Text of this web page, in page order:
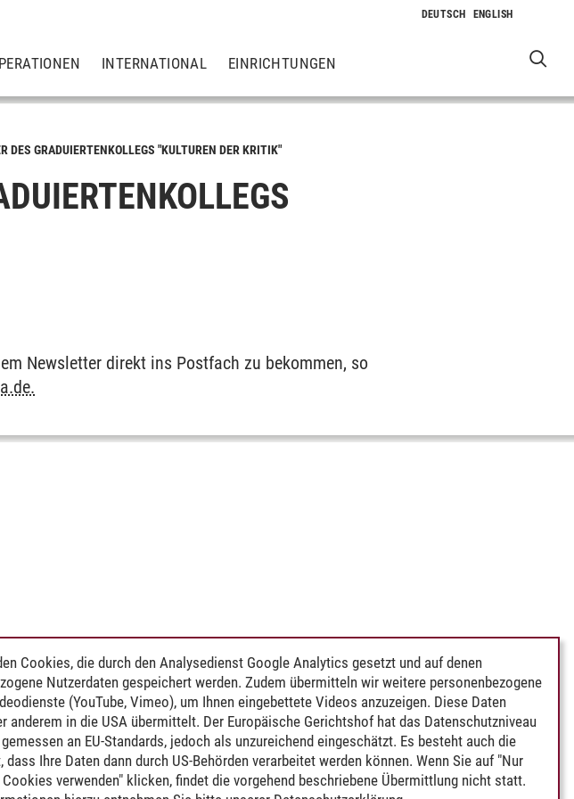
INTERNATIONAL EINRICHTUNGEN
DES GRADUIERTENKOLLEGS "KULTUREN DER KRITIK"
Newsletter direkt ins Postfach zu bekommen, so
Cookies, die durch den Analysedienst Google Analytics gesetzt und auf denen
Nutzerdaten gespeichert werden. Zudem übermitteln wir weitere personenbezogene
(YouTube, Vimeo), um Ihnen eingebettete Videos anzuzeigen. Diese Daten
anderem in die USA übermittelt. Der Europäische Gerichtshof hat das Datenschutzniveau
gemessen an EU-Standards, jedoch als unzureichend eingeschätzt. Es besteht auch die
Ihre Daten dann durch US-Behörden verarbeitet werden können. Wenn Sie auf "Nur
verwenden" klicken, findet die vorgehend beschriebene Übermittlung nicht statt.